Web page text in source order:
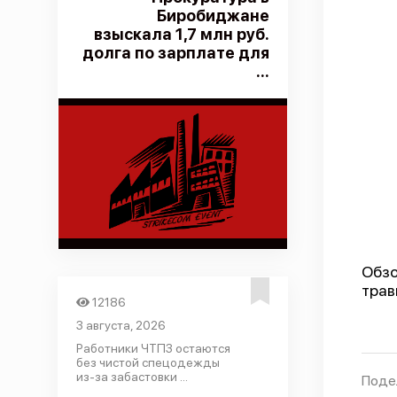
Биробиджане
взыскала 1,7 млн руб.
долга по зарплате для
...
12186
3 августа, 2026
Работники ЧТПЗ остаются
без чистой спецодежды
из-за забастовки ...